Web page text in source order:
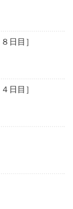
日目］
日目］